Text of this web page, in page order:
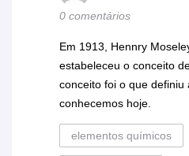
0 comentários
Em 1913, Hennry
estabeleceu o conceito
conceito foi o que definiu
conhecemos hoje.
elementos químicos